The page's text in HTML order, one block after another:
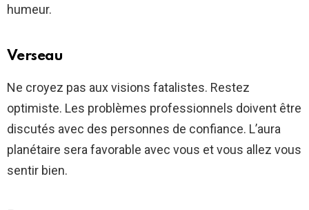
humeur.
Verseau
Ne croyez pas aux visions fatalistes. Restez
optimiste. Les problèmes professionnels doivent être
discutés avec des personnes de confiance. L’aura
planétaire sera favorable avec vous et vous allez vous
sentir bien.